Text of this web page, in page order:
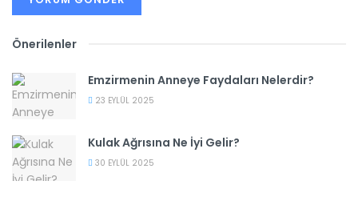
Önerilenler
Emzirmenin Anneye Faydaları Nelerdir?
23 EYLÜL 2025
Kulak Ağrısına Ne İyi Gelir?
30 EYLÜL 2025